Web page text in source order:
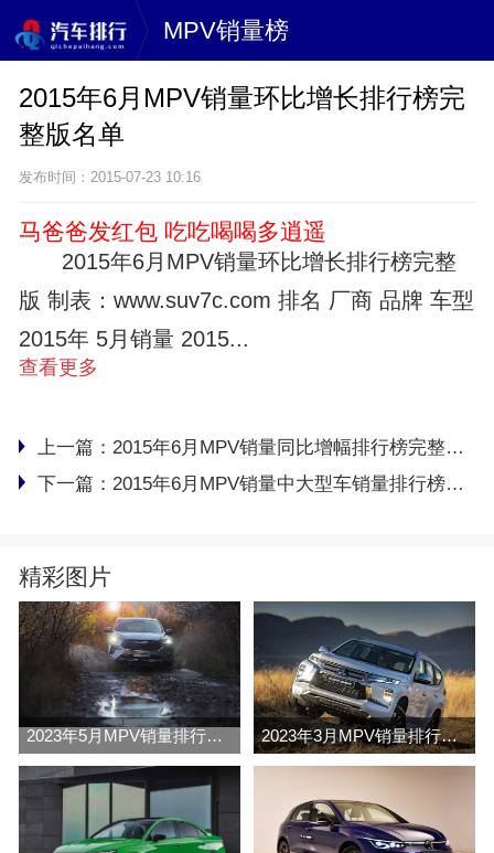
MPV销量榜
2015年6月MPV销量环比增长排行榜完
整版名单
发布时间：2015-07-23 10:16
马爸爸发红包 吃吃喝喝多逍遥
2015年6月MPV销量环比增长排行榜完整
版 制表：www.suv7c.com 排名 厂商 品牌 车型
2015年 5月销量 2015...
查看更多
上一篇： 2015年6月MPV销量同比增幅排行榜完整版名单
下一篇： 2015年6月MPV销量中大型车销量排行榜完整版名单
精彩图片
2023年5月MPV销量排行榜完整版名单 2023年3月MPV销量排行榜完整版名单